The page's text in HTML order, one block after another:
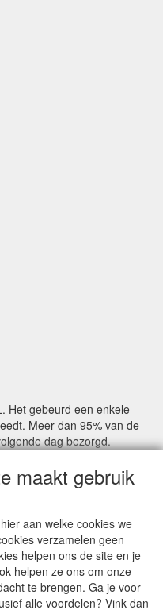
Het gebeurd een enkele
Meer dan 95% van de
dag bezorgd.
Copyright by
or displayed on
or reproduced without
site please contact:
maakt gebruik
aan welke cookies we
verzamelen geen
helpen ons de site en je
helpen ze ons om onze
te brengen. Ga je voor
alle voordelen? Vink dan